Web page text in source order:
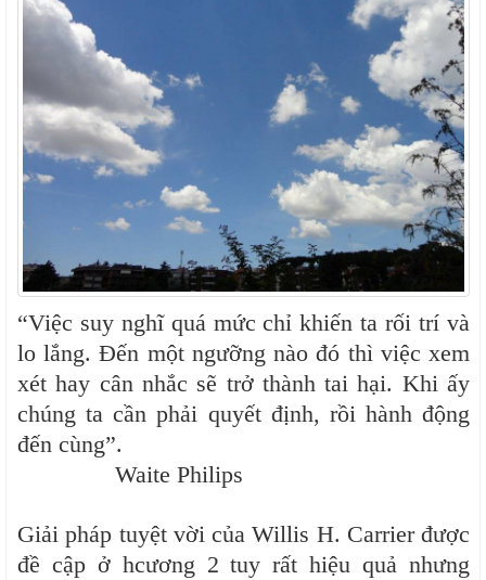
“Việc suy nghĩ quá mức chỉ khiến ta rối trí và
lo lắng. Đến một ngưỡng nào đó thì việc xem
xét hay cân nhắc sẽ trở thành tai hại. Khi ấy
chúng ta cần phải quyết định, rồi hành động
đến cùng”.
Waite Philips
Giải pháp tuyệt vời của Willis H. Carrier được
đề cập ở hcương 2 tuy rất hiệu quả nhưng